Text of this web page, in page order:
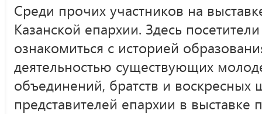
Среди прочих участников на
Казанской епархии. Здесь
ознакомиться с историей
деятельностью существующих
объединений, братств и воскресных
представителей епархии в выставке